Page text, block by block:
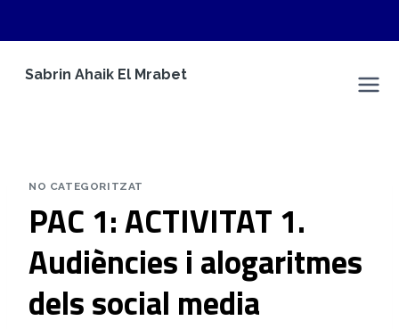
Sabrin Ahaik El Mrabet
NO CATEGORITZAT
PAC 1: ACTIVITAT 1.
Audiències i alogaritmes
dels social media